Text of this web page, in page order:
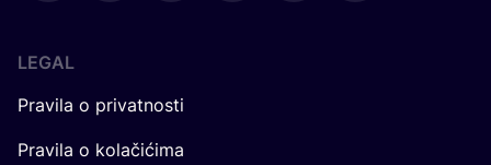
LEGAL
Pravila o privatnosti
Pravila o kolačićima